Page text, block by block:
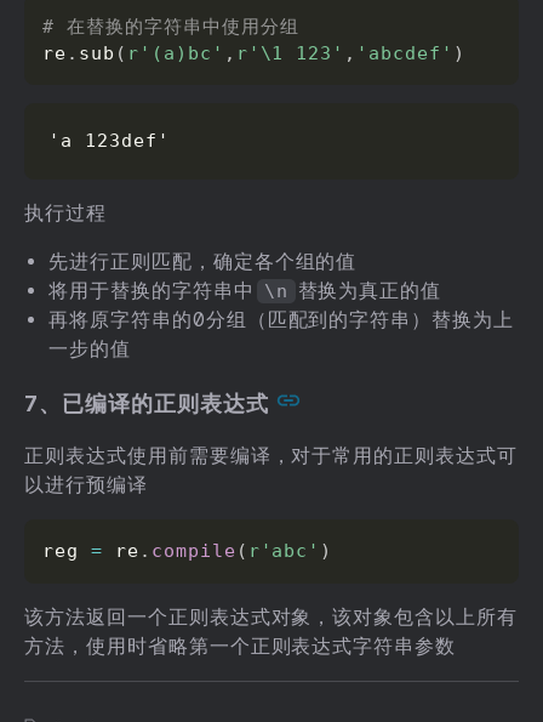
# 在替换的字符串中使用分组
re . sub ( r'(a)bc' , r'\1 123' , 'abcdef' )
'a 123def'
执行过程
先进行正则匹配，确定各个组的值
将用于替换的字符串中
\n
替换为真正的值
再将原字符串的0分组（匹配到的字符串）替换为上
一步的值
7、已编译的正则表达式
正则表达式使用前需要编译，对于常用的正则表达式可
以进行预编译
reg = re . compile ( r'abc' )
该方法返回一个正则表达式对象，该对象包含以上所有
方法，使用时省略第一个正则表达式字符串参数